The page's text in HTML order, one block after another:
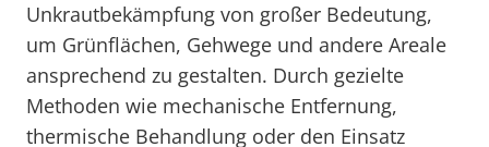
Unkrautbekämpfung von großer Bedeutung,
um Grünflächen, Gehwege und andere Areale
ansprechend zu gestalten. Durch gezielte
Methoden wie mechanische Entfernung,
thermische Behandlung oder den Einsatz